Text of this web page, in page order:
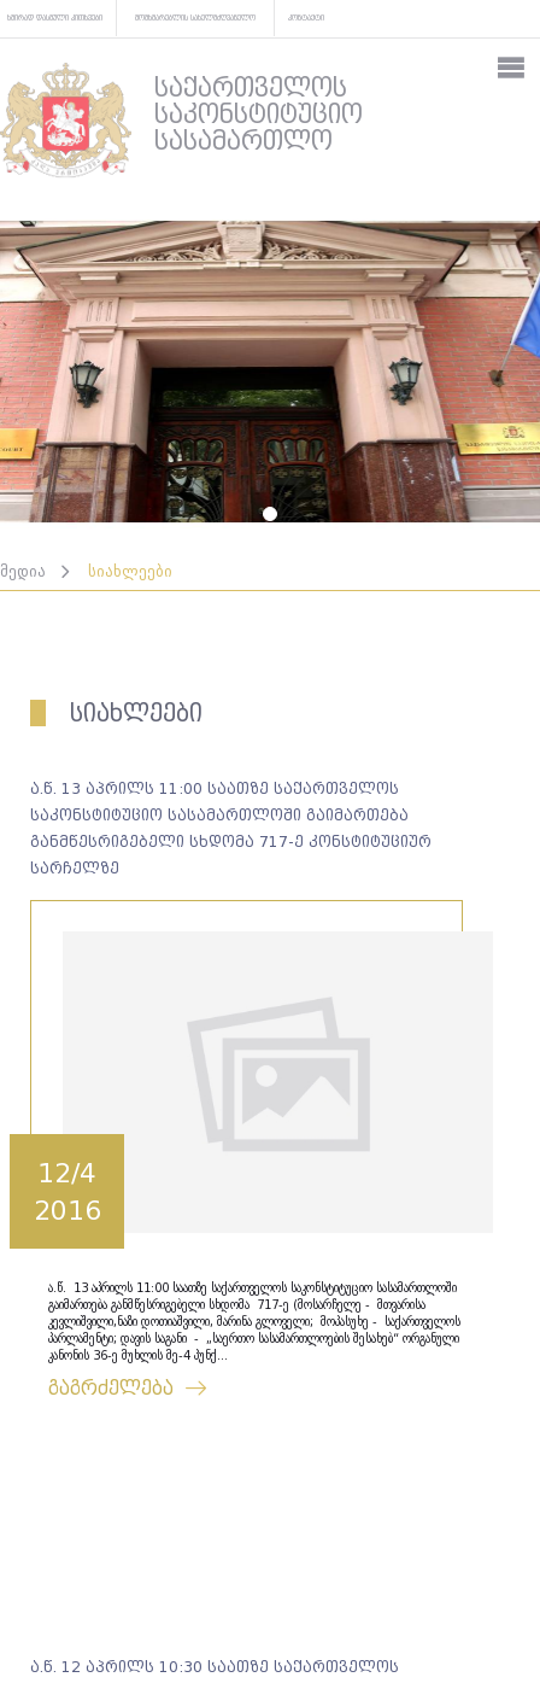
ხშირად დასმული კითხვები მომხმარებლის სახელმძღვანელო კონტაქტი
საქართველოს
საკონსტიტუციო
სასამართლო
მედია სიახლეები
სიახლეები
ა.წ. 13 აპრილს 11:00 საათზე საქართველოს
საკონსტიტუციო სასამართლოში გაიმართება
განმწესრიგებელი სხდომა 717-ე კონსტიტუციურ
სარჩელზე
12/4
2016
ა.წ. 13 აპრილს 11:00 საათზე საქართველოს საკონსტიტუციო სასამართლოში
გაიმართება განმწესრიგებელი სხდომა 717-ე (მოსარჩელე - მთვარისა
კევლიშვილი,ნაზი დოთიაშვილი, მარინა გლოველი; მოპასუხე - საქართველოს
პარლამენტი; დავის საგანი - „საერთო სასამართლოების შესახებ“ ორგანული
კანონის 36-ე მუხლის მე-4 პუნქ...
გაგრძელება
ა.წ. 12 აპრილს 10:30 საათზე საქართველოს